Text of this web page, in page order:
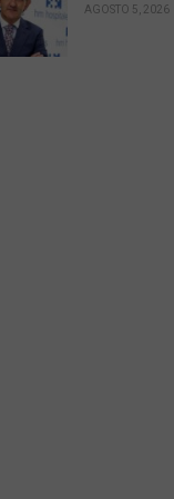
AGOSTO 5, 2026